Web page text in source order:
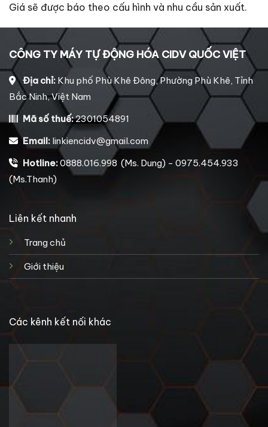
Giá sẽ được báo theo cấu hình và nhu cầu sản xuất.
CÔNG TY MÁY TỰ ĐỘNG HÓA CIDV QUỐC VIỆT
Địa chỉ: Khu phố Phù Khê Đông, Phường Phù Khê, Tỉnh
Bắc Ninh, Việt Nam
Mã số thuế:2301054891
Email: linkiencidv@gmail.com
Hotline:0888.016.998 (Ms. Dung) - 0975.454.933
(Ms.Thanh)
Liên kết nhanh
Trang chủ
Giới thiệu
Các kênh kết nối khác